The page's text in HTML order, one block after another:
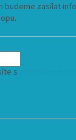
budeme zasílat
s